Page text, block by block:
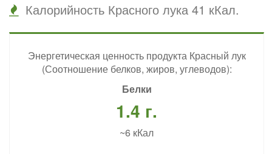
Калорийность Красного лука 41 кКал.
Энергетическая ценность продукта Красный лук
(Соотношение белков, жиров, углеводов):
Белки
1.4 г.
~6 кКал